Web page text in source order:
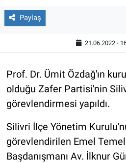
Paylaş
21.06.2022 -
Prof. Dr. Ümit Özdağ'ın
olduğu Zafer Partisi'nin
görevlendirmesi yapıldı.
Silivri İlçe Yönetim
görevlendirilen Emel
Başdanışmanı Av. İlknur